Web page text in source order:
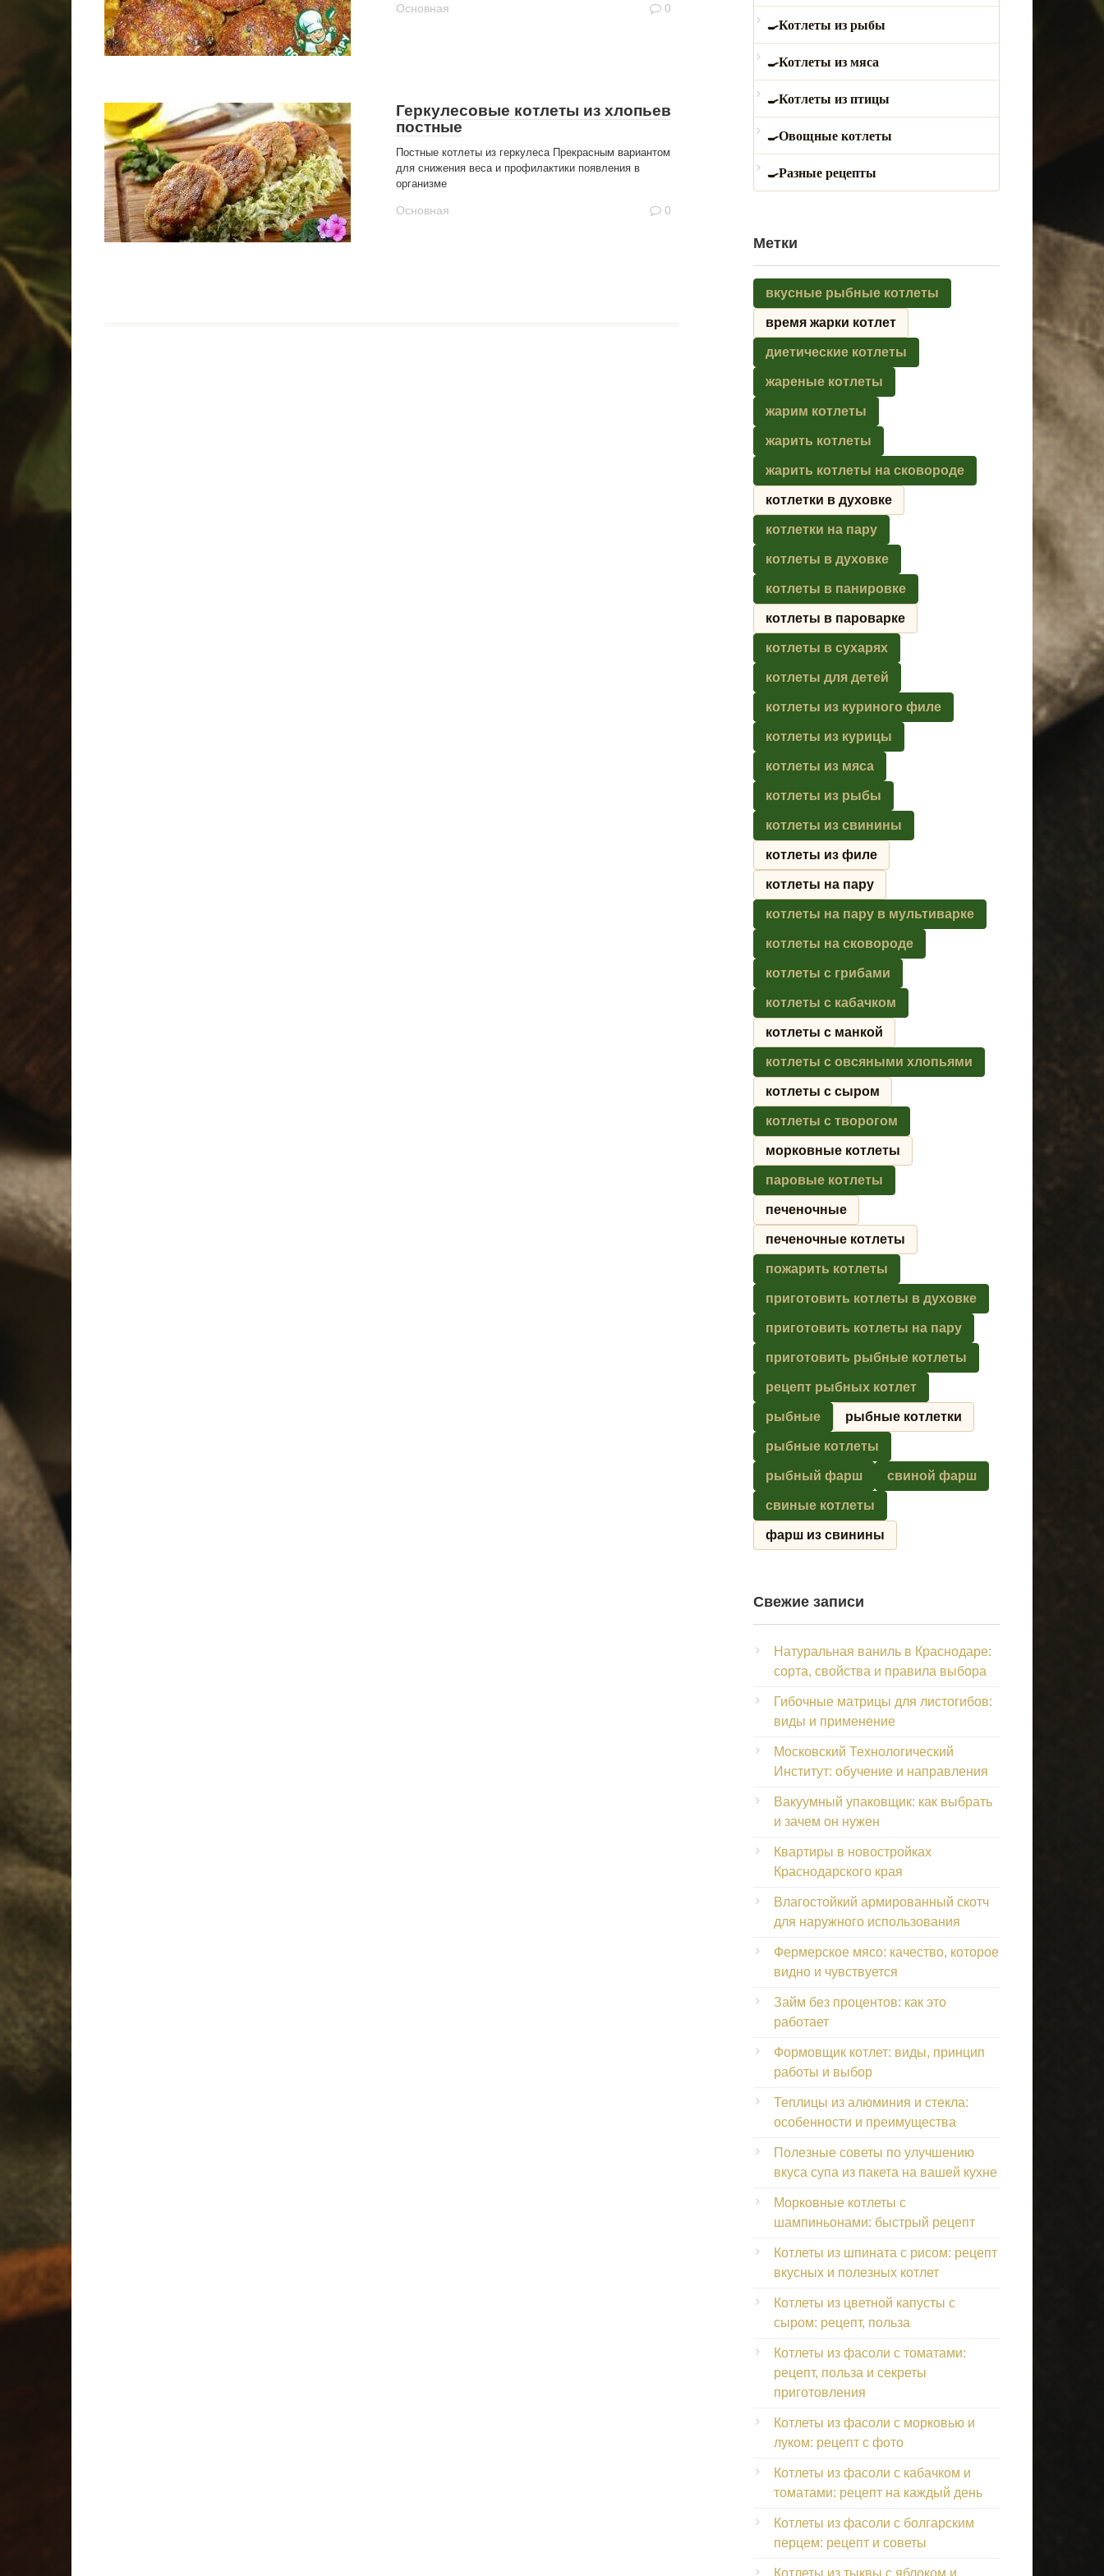
Основная 0
Геркулесовые котлеты из хлопьев
постные
Постные котлеты из геркулеса Прекрасным вариантом
для снижения веса и профилактики появления в
организме
Основная 0
Котлеты из рыбы
Котлеты из мяса
Котлеты из птицы
Овощные котлеты
Разные рецепты
Метки
вкусные рыбные котлеты
время жарки котлет
диетические котлеты
жареные котлеты
жарим котлеты
жарить котлеты
жарить котлеты на сковороде
котлетки в духовке
котлетки на пару
котлеты в духовке
котлеты в панировке
котлеты в пароварке
котлеты в сухарях
котлеты для детей
котлеты из куриного филе
котлеты из курицы
котлеты из мяса
котлеты из рыбы
котлеты из свинины
котлеты из филе
котлеты на пару
котлеты на пару в мультиварке
котлеты на сковороде
котлеты с грибами
котлеты с кабачком
котлеты с манкой
котлеты с овсяными хлопьями
котлеты с сыром
котлеты с творогом
морковные котлеты
паровые котлеты
печеночные
печеночные котлеты
пожарить котлеты
приготовить котлеты в духовке
приготовить котлеты на пару
приготовить рыбные котлеты
рецепт рыбных котлет
рыбные рыбные котлетки
рыбные котлеты
рыбный фарш свиной фарш
свиные котлеты
фарш из свинины
Свежие записи
Натуральная ваниль в Краснодаре:
сорта, свойства и правила выбора
Гибочные матрицы для листогибов:
виды и применение
Московский Технологический
Институт: обучение и направления
Вакуумный упаковщик: как выбрать
и зачем он нужен
Квартиры в новостройках
Краснодарского края
Влагостойкий армированный скотч
для наружного использования
Фермерское мясо: качество, которое
видно и чувствуется
Займ без процентов: как это
работает
Формовщик котлет: виды, принцип
работы и выбор
Теплицы из алюминия и стекла:
особенности и преимущества
Полезные советы по улучшению
вкуса супа из пакета на вашей кухне
Морковные котлеты с
шампиньонами: быстрый рецепт
Котлеты из шпината с рисом: рецепт
вкусных и полезных котлет
Котлеты из цветной капусты с
сыром: рецепт, польза
Котлеты из фасоли с томатами:
рецепт, польза и секреты
приготовления
Котлеты из фасоли с морковью и
луком: рецепт с фото
Котлеты из фасоли с кабачком и
томатами: рецепт на каждый день
Котлеты из фасоли с болгарским
перцем: рецепт и советы
Котлеты из тыквы с яблоком и